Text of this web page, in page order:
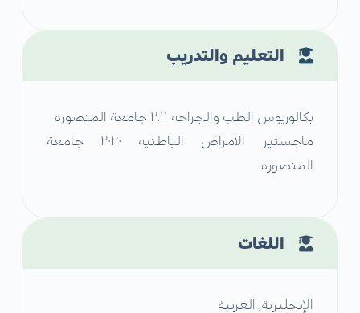
التعليم والتدريب
بكالوريوس الطب والجراحه ٢.١١ جامعة المنصوره
ماجستير الامراض الباطنيه ٢٠٢٠ جامعة
المنصوره
اللغات
الإنجليزية, العربية